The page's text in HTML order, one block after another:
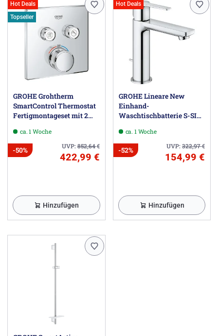
Hot Deals
Topseller
GROHE Grohtherm
SmartControl Thermostat
Fertigmontageset mit 2
Ausführung
ca. 1 Woche
UVP:852,64€
-50%
422,99 €
Hinzufügen
Hot Deals
GROHE Lineare New
Einhand-
Waschtischbatterie S-SIZE
Ablaufgarnitur
ca. 1 Woche
UVP:322,97€
-52%
154,99 €
Hinzufügen